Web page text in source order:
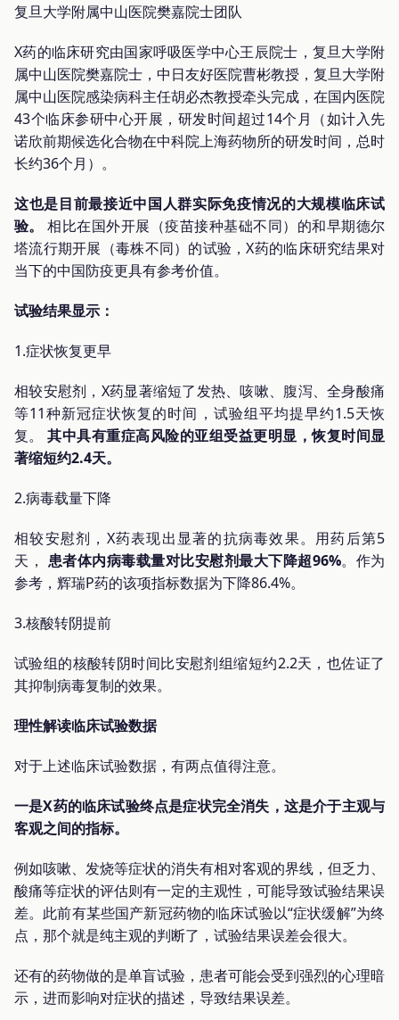
复旦大学附属中山医院樊嘉院士团队
X药的临床研究由国家呼吸医学中心王辰院士，复旦大学附
属中山医院樊嘉院士，中日友好医院曹彬教授，复旦大学附
属中山医院感染病科主任胡必杰教授牵头完成，在国内医院
43个临床参研中心开展，研发时间超过14个月（如计入先
诺欣前期候选化合物在中科院上海药物所的研发时间，总时
长约36个月）。
这也是目前最接近中国人群实际免疫情况的大规模临床试
验。
相比在国外开展（疫苗接种基础不同）的和早期德尔
塔流行期开展（毒株不同）的试验，X药的临床研究结果对
当下的中国防疫更具有参考价值。
试验结果显示：
1.症状恢复更早
相较安慰剂，X药显著缩短了发热、咳嗽、腹泻、全身酸痛
等11种新冠症状恢复的时间，试验组平均提早约1.5天恢
复。其中具有重症高风险的亚组受益更明显，恢复时间显
著缩短约2.4天。
2.病毒载量下降
相较安慰剂，X药表现出显著的抗病毒效果。用药后第5
天， 患者体内病毒载量对比安慰剂最大下降超96%。作为
参考，辉瑞P药的该项指标数据为下降86.4%。
3.核酸转阴提前
试验组的核酸转阴时间比安慰剂组缩短约2.2天，也佐证了
其抑制病毒复制的效果。
理性解读临床试验数据
对于上述临床试验数据，有两点值得注意。
一是X药的临床试验终点是症状完全消失，这是介于主观与
客观之间的指标。
例如咳嗽、发烧等症状的消失有相对客观的界线，但乏力、
酸痛等症状的评估则有一定的主观性，可能导致试验结果误
差。此前有某些国产新冠药物的临床试验以“症状缓解”为终
点，那个就是纯主观的判断了，试验结果误差会很大。
还有的药物做的是单盲试验，患者可能会受到强烈的心理暗
示，进而影响对症状的描述，导致结果误差。